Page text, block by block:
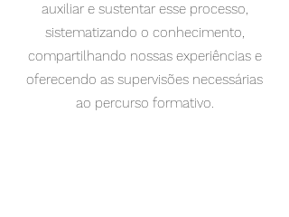
auxiliar e sustentar esse processo,
sistematizando o conhecimento,
compartilhando nossas experiências e
oferecendo as supervisões necessárias
ao percurso formativo.